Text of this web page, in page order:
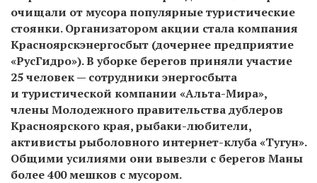
очищали от мусора популярные туристические
стоянки. Организатором акции стала компания
Красноярскэнергосбыт (дочернее предприятие
«РусГидро»). В уборке берегов приняли участие
25 человек — сотрудники энергосбыта
и туристической компании «Альта-Мира»,
члены Молодежного правительства дублеров
Красноярского края, рыбаки-любители,
активисты рыболовного интернет-клуба «Тугун».
Общими усилиями они вывезли с берегов Маны
более 400 мешков с мусором.